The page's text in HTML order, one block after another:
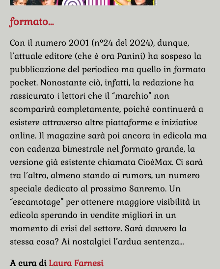
formato…
Con il numero 2001 (n°24 del 2024), dunque,
l’attuale editore (che è ora Panini) ha sospeso la
pubblicazione del periodico ma quello in formato
pocket. Nonostante ciò, infatti, la redazione ha
rassicurato i lettori che il “marchio” non
scomparirà completamente, poiché continuerà a
esistere attraverso altre piattaforme e iniziative
online. Il magazine sarà poi ancora in edicola ma
con cadenza bimestrale nel formato grande, la
versione già esistente chiamata CioèMax. Ci sarà
tra l’altro, almeno stando ai rumors, un numero
speciale dedicato al prossimo Sanremo. Un
“escamotage” per ottenere maggiore visibilità in
edicola sperando in vendite migliori in un
momento di crisi del settore. Sarà davvero la
stessa cosa? Ai nostalgici l’ardua sentenza…
A cura diLaura Farnesi